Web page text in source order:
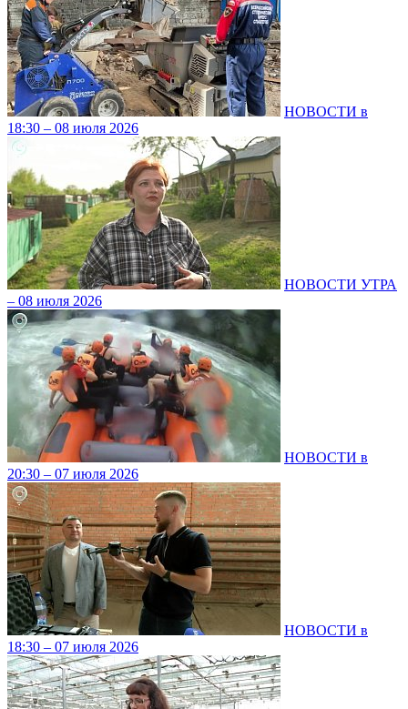
НОВОСТИ в
18:30 – 08 июля 2026
НОВОСТИ УТРА
– 08 июля 2026
НОВОСТИ в
20:30 – 07 июля 2026
НОВОСТИ в
18:30 – 07 июля 2026